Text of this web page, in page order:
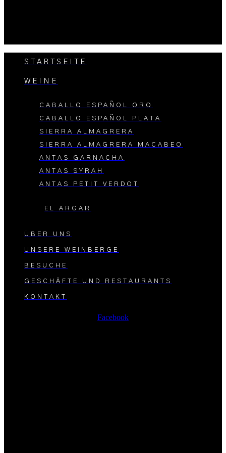
STARTSEITE
WEINE
CABALLO ESPAÑOL ORO
CABALLO ESPAÑOL PLATA
SIERRA ALMAGRERA
SIERRA ALMAGRERA MACABEO
ANTAS GARNACHA
ANTAS SYRAH
ANTAS PETIT VERDOT
EL ARGAR
ÜBER UNS
UNSERE WEINBERGE
BESUCHE
GESCHÄFTE UND RESTAURANTS
KONTAKT
Facebook